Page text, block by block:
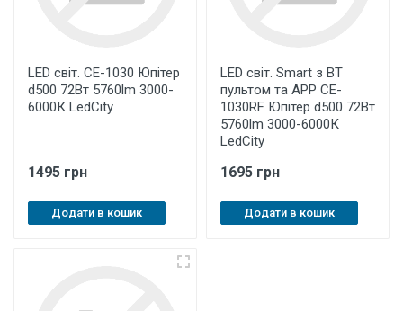
LED світ. CE-1030 Юпітер
d500 72Вт 5760lm 3000-
6000К LedCity
1495 грн
Додати в кошик
LED світ. Smart з BT
пультом та APP CE-
1030RF Юпітер d500 72Вт
5760lm 3000-6000К
LedCity
1695 грн
Додати в кошик